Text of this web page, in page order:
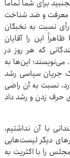
برای شما تماماً
معرفت و ضد شناخت
نسبت به نخبگان
این را آقایان
که هر روز در
می‌نویسند؛ این‌ها به
جریان سیاسی رشد
نسبت به آن راضی
حرف زدن و رشد داد
با آن نداشتیم،
دیگر لیست‌هایی
را با اکثریت به